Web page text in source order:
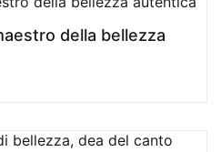
della bellezza